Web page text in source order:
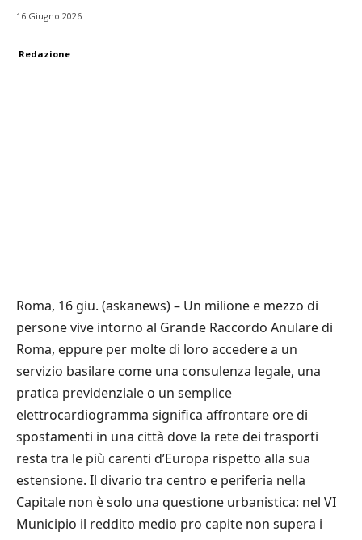
16 Giugno 2026
Redazione
Roma, 16 giu. (askanews) – Un milione e mezzo di
persone vive intorno al Grande Raccordo Anulare di
Roma, eppure per molte di loro accedere a un
servizio basilare come una consulenza legale, una
pratica previdenziale o un semplice
elettrocardiogramma significa affrontare ore di
spostamenti in una città dove la rete dei trasporti
resta tra le più carenti d’Europa rispetto alla sua
estensione. Il divario tra centro e periferia nella
Capitale non è solo una questione urbanistica: nel VI
Municipio il reddito medio pro capite non supera i